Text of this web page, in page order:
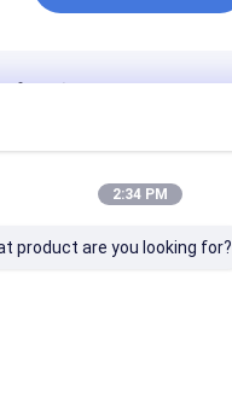
ロダクト
2:34 PM
product are you looking for?